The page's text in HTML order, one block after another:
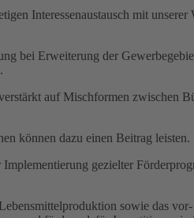
Interessenaustausch mit
bei Erweiterung der
auf Mischformen zwischen
können dazu einen Beitrag leisten.
gezielter
sowie das